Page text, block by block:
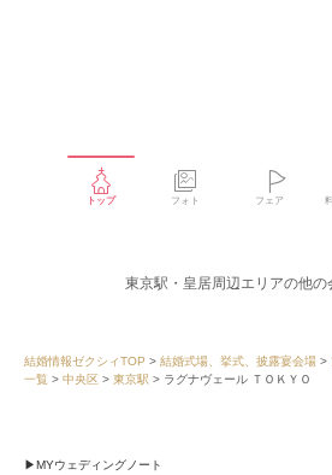
トップ フォト フェア
東京駅・皇居周辺エリアの他の
結婚情報ゼクシィTOP 結婚式場、挙式、披露宴会場
一覧
中央区 東京駅 ラグナヴェール ＴＯＫＹＯ
MYウェディングノート